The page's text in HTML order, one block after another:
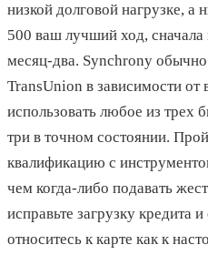
низкой долговой нагрузке, а
500 ваш лучший ход, сначала
месяц-два. Synchrony
TransUnion в зависимости
использовать любое из трех
три в точном состоянии.
квалификацию с
чем когда-либо подавать
исправьте загрузку кредита
относитесь к карте как к